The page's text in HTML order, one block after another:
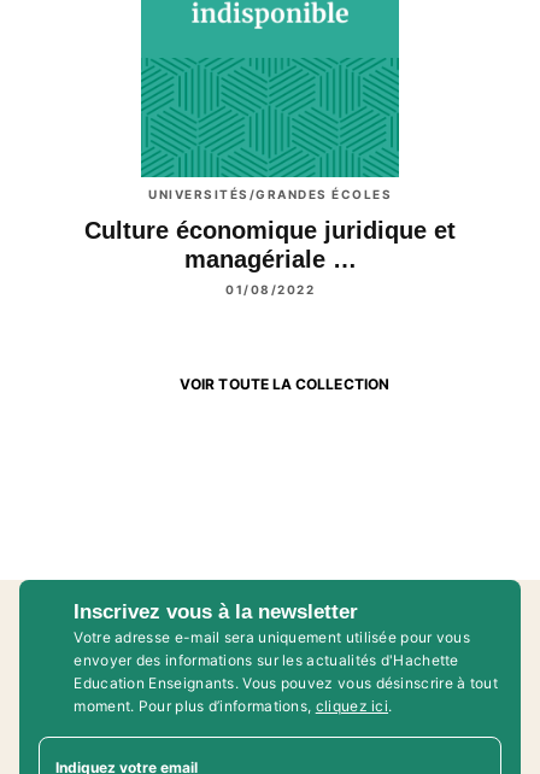
UNIVERSITÉS/GRANDES ÉCOLES
Culture économique juridique et
managériale …
01/08/2022
VOIR TOUTE LA COLLECTION
Inscrivez vous à la newsletter
Votre adresse e-mail sera uniquement utilisée pour vous
envoyer des informations sur les actualités d'Hachette
Education Enseignants. Vous pouvez vous désinscrire à tout
moment. Pour plus d’informations, cliquez ici.
Indiquez votre email